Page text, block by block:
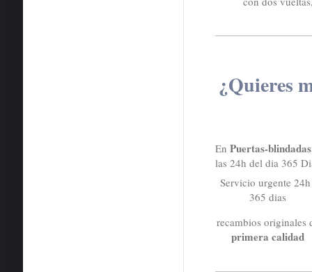
¿Quieres
En Puertas-
las 24h del dia 365
Servicio urgente
365 dias
recambios originales
primera calidad